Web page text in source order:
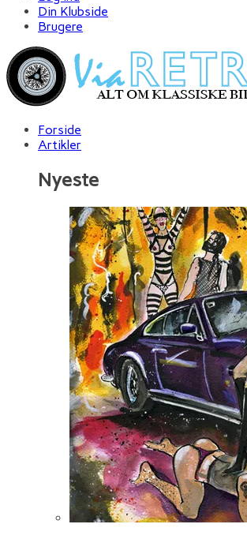
Din Klubside
Brugere
Forside
Artikler
Nyeste